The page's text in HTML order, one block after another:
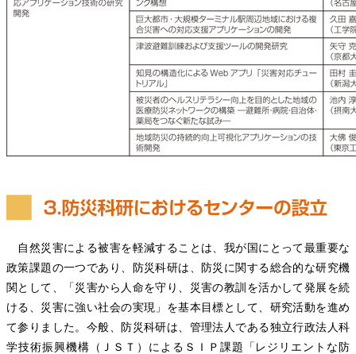
自然災害による被害を軽減することは、我が国にとって最重要な
政策課題の一つであり、防災科研は、防災に関する総合的な研究機
関として、「災害から人命を守り、災害の教訓を活かして発展を続
ける、災害に強い社会の実現」を基本目標として、研究活動を進め
て参りました。今般、防災科研は、管理法人である独立行政法人科
学技術振興機構（ＪＳＴ）によるＳＩＰ課題「レジリエントな防